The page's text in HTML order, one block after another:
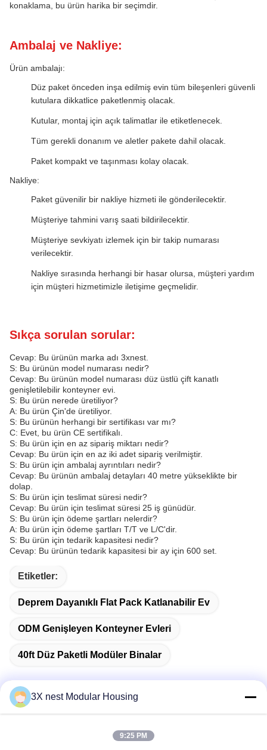
konaklama, bu ürün harika bir seçimdir.
Ambalaj ve Nakliye:
Ürün ambalajı:
Düz paket önceden inşa edilmiş evin tüm bileşenleri güvenli
kutulara dikkatlice paketlenmiş olacak.
Kutular, montaj için açık talimatlar ile etiketlenecek.
Tüm gerekli donanım ve aletler pakete dahil olacak.
Paket kompakt ve taşınması kolay olacak.
Nakliye:
Paket güvenilir bir nakliye hizmeti ile gönderilecektir.
Müşteriye tahmini varış saati bildirilecektir.
Müşteriye sevkiyatı izlemek için bir takip numarası
verilecektir.
Nakliye sırasında herhangi bir hasar olursa, müşteri yardım
için müşteri hizmetimizle iletişime geçmelidir.
Sıkça sorulan sorular:
Cevap: Bu ürünün marka adı 3xnest.
S: Bu ürünün model numarası nedir?
Cevap: Bu ürünün model numarası düz üstlü çift kanatlı
genişletilebilir konteyner evi.
S: Bu ürün nerede üretiliyor?
A: Bu ürün Çin'de üretiliyor.
S: Bu ürünün herhangi bir sertifikası var mı?
C: Evet, bu ürün CE sertifikalı.
S: Bu ürün için en az sipariş miktarı nedir?
Cevap: Bu ürün için en az iki adet sipariş verilmiştir.
S: Bu ürün için ambalaj ayrıntıları nedir?
Cevap: Bu ürünün ambalaj detayları 40 metre yükseklikte bir
dolap.
S: Bu ürün için teslimat süresi nedir?
Cevap: Bu ürün için teslimat süresi 25 iş günüdür.
S: Bu ürün için ödeme şartları nelerdir?
A: Bu ürün için ödeme şartları T/T ve L/C'dir.
S: Bu ürün için tedarik kapasitesi nedir?
Cevap: Bu ürünün tedarik kapasitesi bir ay için 600 set.
Etiketler:
Deprem Dayanıklı Flat Pack Katlanabilir Ev
ODM Genişleyen Konteyner Evleri
40ft Düz Paketli Modüler Binalar
3X nest Modular Housing
9:25 PM